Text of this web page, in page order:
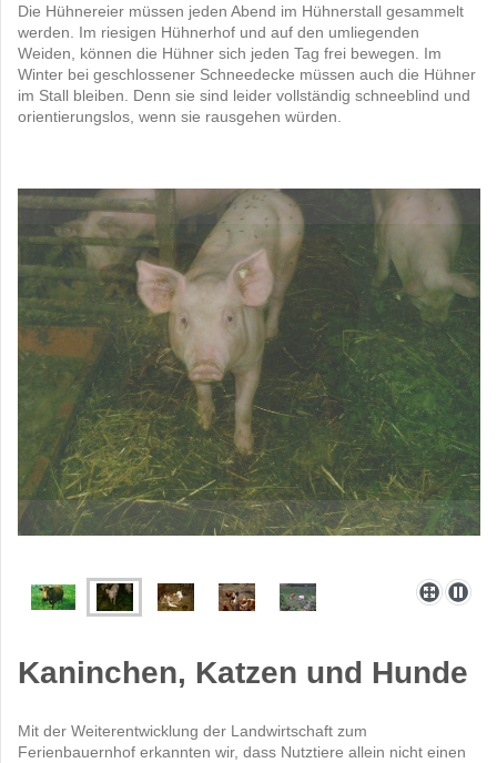
Die Hühnereier müssen jeden Abend im Hühnerstall gesammelt
werden. Im riesigen Hühnerhof und auf den umliegenden
Weiden, können die Hühner sich jeden Tag frei bewegen. Im
Winter bei geschlossener Schneedecke müssen auch die Hühner
im Stall bleiben. Denn sie sind leider vollständig schneeblind und
orientierungslos, wenn sie rausgehen würden.
Kaninchen, Katzen und Hunde
Mit der Weiterentwicklung der Landwirtschaft zum
Ferienbauernhof erkannten wir, dass Nutztiere allein nicht einen